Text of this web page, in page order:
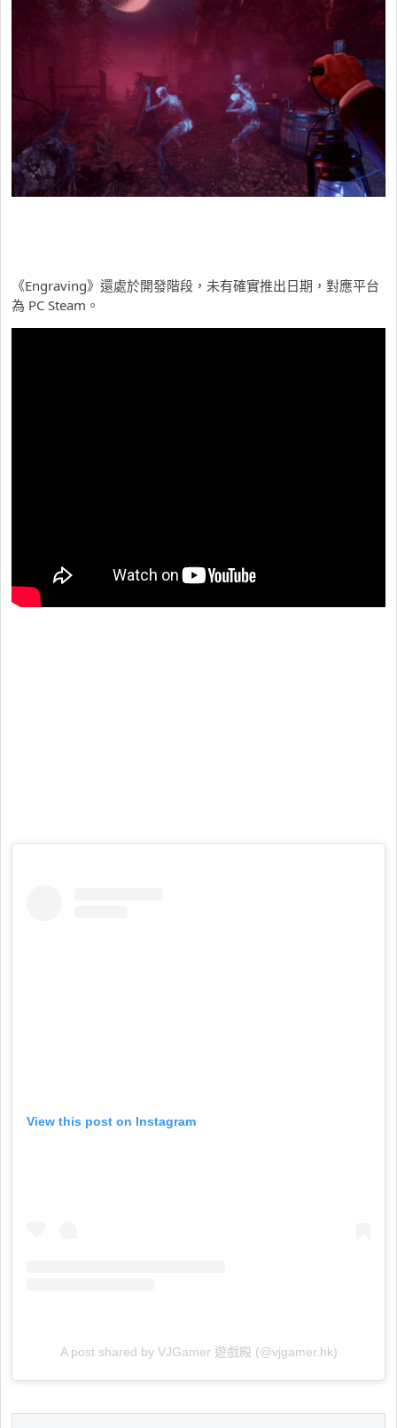
《Engraving》還處於開發階段，未有確實推出日期，對應平台
為 PC Steam。
View this post on Instagram
A post shared by VJGamer 遊戲殿 (@vjgamer.hk)